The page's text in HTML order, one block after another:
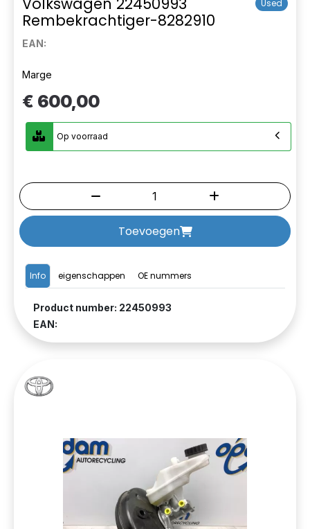
Rembekrachtiger-8282910
Used
EAN:
Info eigenschappen OE nummers
Product number: 22450993
EAN:
Marge
€ 600,00
Op voorraad
Toevoegen